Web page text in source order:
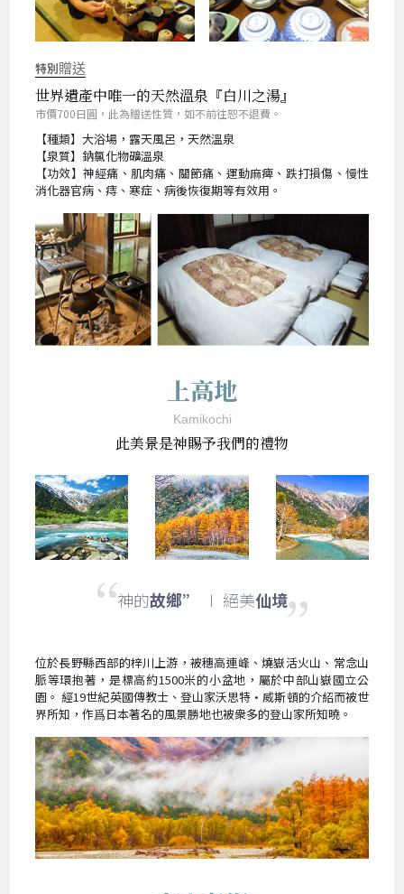
特別贈送
世界遺產中唯一的天然溫泉『白川之湯』
市價700日圓，此為贈送性質，如不前往恕不退費。
【種類】大浴場，露天風呂，天然溫泉
【泉質】鈉氯化物礦溫泉
【功效】神經痛、肌肉痛、關節痛、運動麻痺、跌打損傷、慢性
消化器官病、痔、寒症、病後恢復期等有效用。
上高地
Kamikochi
此美景是神賜予我們的禮物
神的故鄉” ∣ 絕美仙境
位於長野縣西部的梓川上游，被穗高連峰、燒嶽活火山、常念山
脈等環抱著，是標高約1500米的小盆地，屬於中部山嶽國立公
園。 經19世紀英國傳教士、登山家沃思特•威斯頓的介紹而被世
界所知，作爲日本著名的風景勝地也被衆多的登山家所知曉。